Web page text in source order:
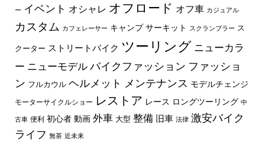
ー イベント オシャレ オフロード オフ車 カジュアル
カスタム カフェレーサー キャンプ サーキット スクランブラー ス
クーター ストリートバイク ツーリング ニューカラ
ー ニューモデル バイクファッション ファッショ
ン フルカウル ヘルメット メンテナンス モデルチェンジ
モーターサイクルショー レストア レース ロングツーリング 中
古車 便利 初心者 動画 外車 大型 整備 旧車 法律 激安バイク
ライフ 無茶 近未来